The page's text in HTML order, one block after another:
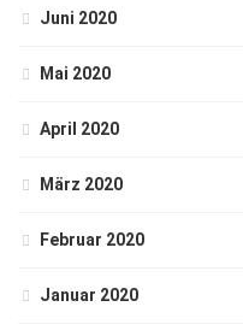
Juni 2020
Mai 2020
April 2020
März 2020
Februar 2020
Januar 2020